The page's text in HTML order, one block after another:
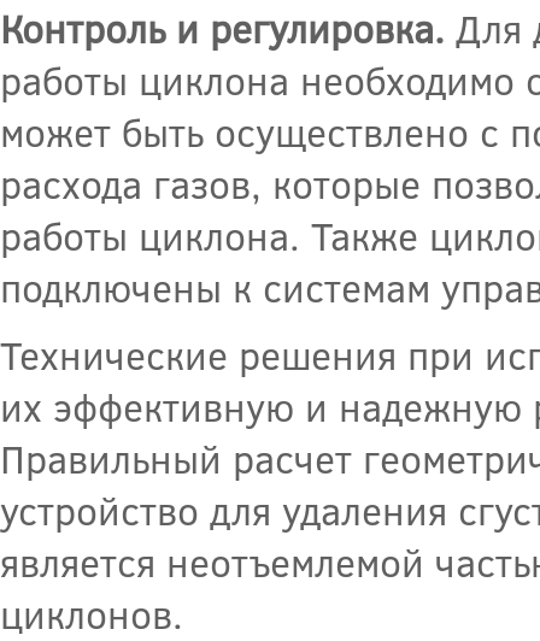
Контроль и регулировка. Для
работы циклона необходимо
может быть осуществлено с
расхода газов, которые
работы циклона. Также
подключены к системам
Технические решения при
их эффективную и надежную
Правильный расчет
устройство для удаления
является неотъемлемой
циклонов.